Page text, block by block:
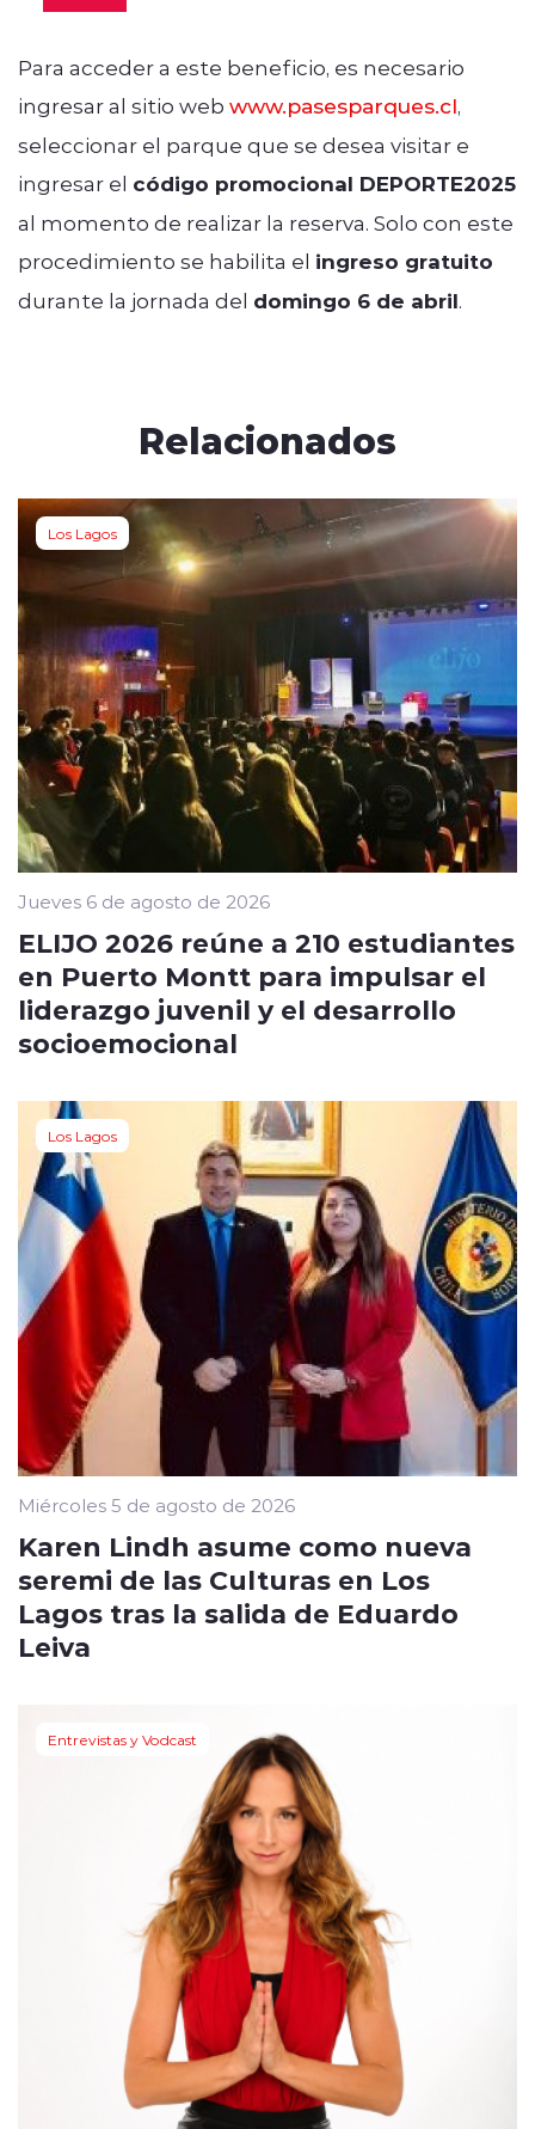
Para acceder a este beneficio, es necesario
ingresar al sitio web www.pasesparques.cl,
seleccionar el parque que se desea visitar e
ingresar el código promocional DEPORTE2025
al momento de realizar la reserva. Solo con este
procedimiento se habilita el ingreso gratuito
durante la jornada del domingo 6 de abril.
Relacionados
Los Lagos
Jueves 6 de agosto de 2026
ELIJO 2026 reúne a 210 estudiantes
en Puerto Montt para impulsar el
liderazgo juvenil y el desarrollo
socioemocional
Los Lagos
Miércoles 5 de agosto de 2026
Karen Lindh asume como nueva
seremi de las Culturas en Los
Lagos tras la salida de Eduardo
Leiva
Entrevistas y Vodcast